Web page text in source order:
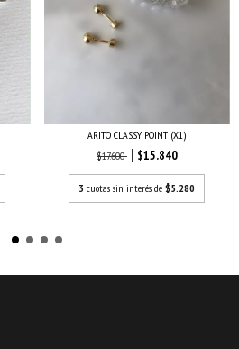
ARITO CLASSY POINT (X1)
$17.600
$15.840
3 cuotas sin interés de$5.280